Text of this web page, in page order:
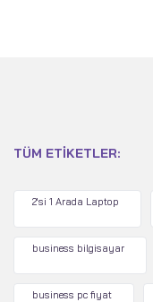
TÜM ETIKETLER:
2'si 1 Arada Laptop
business bilgisayar
business pc fiyat